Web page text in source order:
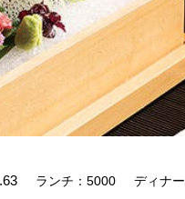
ランチ：5000 ディナ